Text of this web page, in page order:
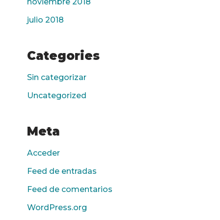
julio 2018
Categories
Sin categorizar
Uncategorized
Meta
Acceder
Feed de entradas
Feed de comentarios
WordPress.org